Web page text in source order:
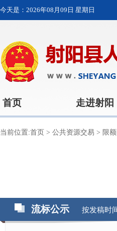
今天是： 2026年08月09日 星期日
首页 走进射阳
当前位置:首页 > 公共资源交易 > 限
流标公示 按发稿时